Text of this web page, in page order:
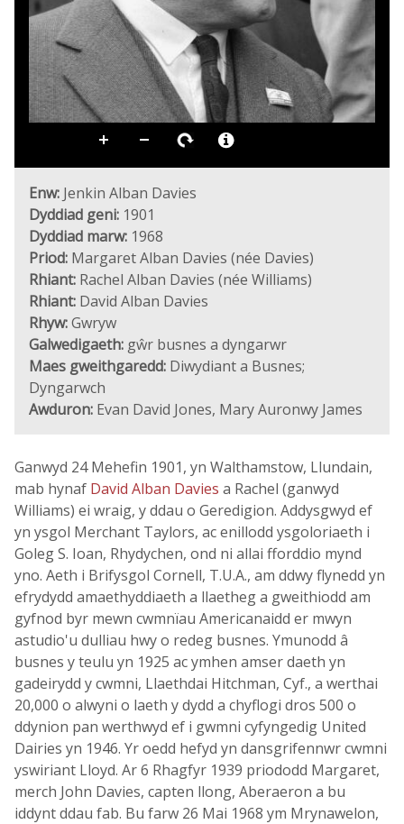
Enw: Jenkin Alban Davies
Dyddiad geni: 1901
Dyddiad marw: 1968
Priod: Margaret Alban Davies (née Davies)
Rhiant: Rachel Alban Davies (née Williams)
Rhiant: David Alban Davies
Rhyw:Gwryw
Galwedigaeth: gŵr busnes a dyngarwr
Maes gweithgaredd: Diwydiant a Busnes;
Dyngarwch
Awduron: Evan David Jones, Mary Auronwy James
Ganwyd 24 Mehefin 1901, yn Walthamstow, Llundain,
mab hynaf David Alban Davies a Rachel (ganwyd
Williams) ei wraig, y ddau o Geredigion. Addysgwyd ef
yn ysgol Merchant Taylors, ac enillodd ysgoloriaeth i
Goleg S. Ioan, Rhydychen, ond ni allai fforddio mynd
yno. Aeth i Brifysgol Cornell, T.U.A., am ddwy flynedd yn
efrydydd amaethyddiaeth a llaetheg a gweithiodd am
gyfnod byr mewn cwmnïau Americanaidd er mwyn
astudio'u dulliau hwy o redeg busnes. Ymunodd â
busnes y teulu yn 1925 ac ymhen amser daeth yn
gadeirydd y cwmni, Llaethdai Hitchman, Cyf., a werthai
20,000 o alwyni o laeth y dydd a chyflogi dros 500 o
ddynion pan werthwyd ef i gwmni cyfyngedig United
Dairies yn 1946. Yr oedd hefyd yn dansgrifennwr cwmni
yswiriant Lloyd. Ar 6 Rhagfyr 1939 priododd Margaret,
merch John Davies, capten llong, Aberaeron a bu
iddynt ddau fab. Bu farw 26 Mai 1968 ym Mrynawelon,